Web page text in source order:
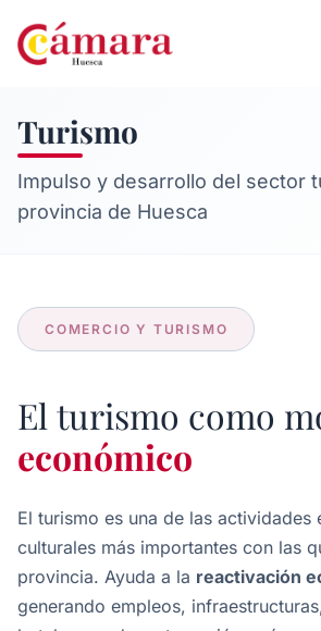
Turismo
Impulso y desarrollo del sector
provincia de Huesca
COMERCIO Y TURISMO
El turismo como
económico
El turismo es una de las actividades
culturales más importantes con las
provincia. Ayuda a la reactivación
generando empleos,